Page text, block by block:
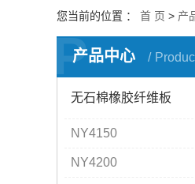
您当前的位置 ： 首 页 > 产
产品中心
P
无石棉橡胶纤维板
NY4150
NY4200